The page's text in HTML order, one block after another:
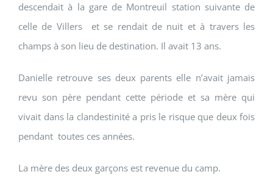
descendait à la gare de Montreuil station suivante de
celle de Villers et se rendait de nuit et à travers les
champs à son lieu de destination. Il avait 13 ans.
Danielle retrouve ses deux parents elle n’avait jamais
revu son père pendant cette période et sa mère qui
vivait dans la clandestinité a pris le risque que deux fois
pendant toutes ces années.
La mère des deux garçons est revenue du camp.